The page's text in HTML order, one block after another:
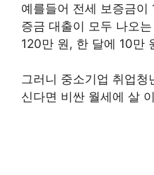
예를들어 전세 보증금이
증금 대출이 모두 나오
120만 원, 한 달에 10만
그러니 중소기업 취업청
신다면 비싼 월세에 살